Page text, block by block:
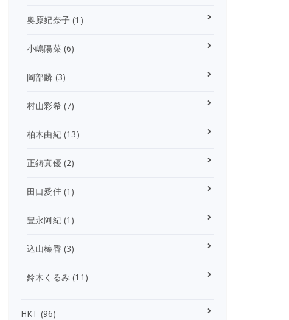
奥原妃奈子 (1)
小嶋陽菜(6)
岡部麟 (3)
村山彩希(7)
柏木由紀(13)
正鋳真優(2)
田口愛佳(1)
豊永阿紀(1)
込山榛香 (3)
鈴木くるみ (11)
HKT (96)